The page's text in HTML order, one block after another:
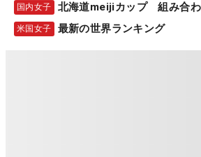
国内女子 北海道meijiカップ 組み合
米国女子 最新の世界ランキング